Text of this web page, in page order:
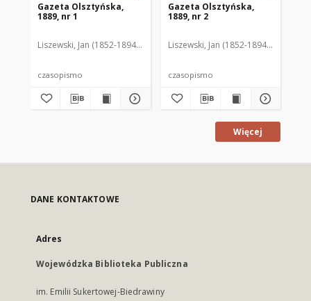
Gazeta Olsztyńska,
1889, nr 1
Liszewski, Jan (1852-1894). Red.
czasopismo
Gazeta Olsztyńska,
1889, nr 2
Liszewski, Jan (1852-1894). Red.
czasopismo
Więcej
DANE KONTAKTOWE
Adres
Wojewódzka Biblioteka Publiczna
im. Emilii Sukertowej-Biedrawiny